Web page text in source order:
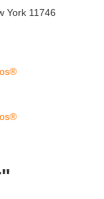
York 11746